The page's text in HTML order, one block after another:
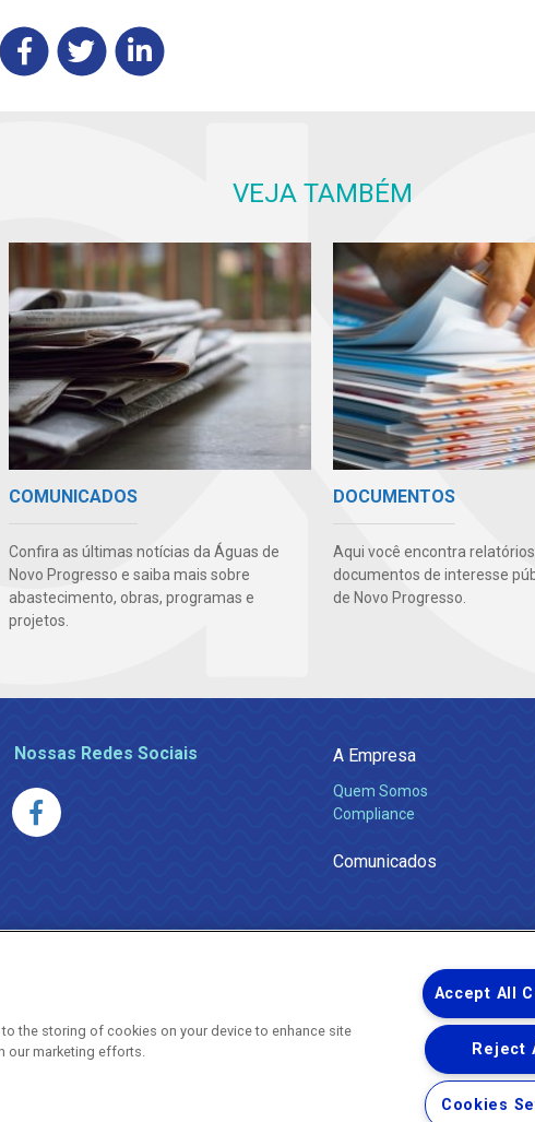
VEJA TAMBÉM
COMUNICADOS
Confira as últimas notícias da Águas de
Novo Progresso e saiba mais sobre
abastecimento, obras, programas e
projetos.
DOCUMENTOS
Aqui você encontra
documentos de interesse
de Novo Progresso.
Nossas Redes Sociais A Empresa
Quem Somos
Compliance
Comunicados
Copyright ® 2026 - Todos os Direitos
the storing of cookies on your device to enhance site
our marketing efforts.
Accept All
Reject
Cookies